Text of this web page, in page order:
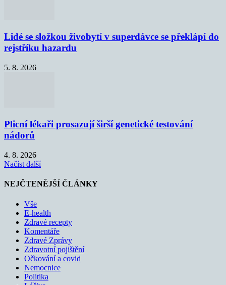
Lidé se složkou živobytí v superdávce se překlápí do
rejstříku hazardu
5. 8. 2026
Plicní lékaři prosazují širší genetické testování
nádorů
4. 8. 2026
Načíst další
NEJČTENĚJŠÍ ČLÁNKY
Vše
E-health
Zdravé recepty
Komentáře
Zdravé Zprávy
Zdravotní pojištění
Očkování a covid
Nemocnice
Politika